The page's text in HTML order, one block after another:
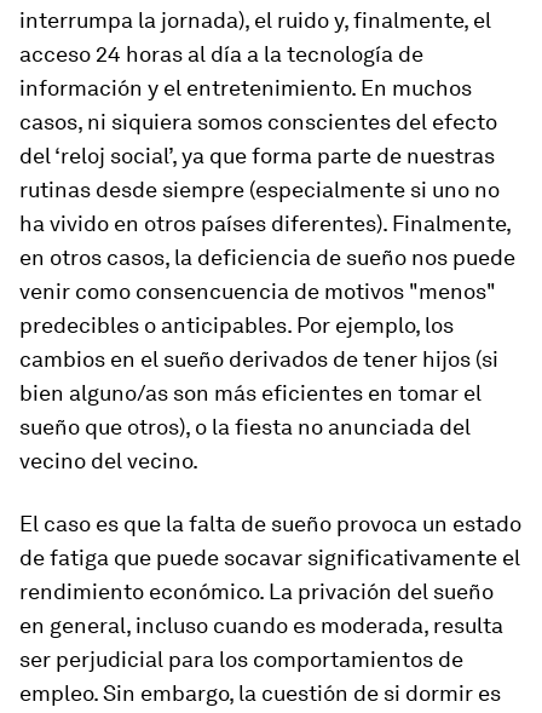
interrumpa la jornada), el ruido y, finalmente, el
acceso 24 horas al día a la tecnología de
información y el entretenimiento. En muchos
casos, ni siquiera somos conscientes del efecto
del ‘reloj social’, ya que forma parte de nuestras
rutinas desde siempre (especialmente si uno no
ha vivido en otros países diferentes). Finalmente,
en otros casos, la deficiencia de sueño nos puede
venir como consencuencia de motivos "menos"
predecibles o anticipables. Por ejemplo, los
cambios en el sueño derivados de tener hijos (si
bien alguno/as son más eficientes en tomar el
sueño que otros), o la fiesta no anunciada del
vecino del vecino.
El caso es que la falta de sueño provoca un estado
de fatiga que puede socavar significativamente el
rendimiento económico. La privación del sueño
en general, incluso cuando es moderada, resulta
ser perjudicial para los comportamientos de
empleo. Sin embargo, la cuestión de si dormir es